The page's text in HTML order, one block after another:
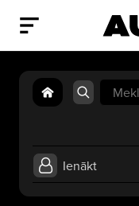
Search
for:
Ienākt